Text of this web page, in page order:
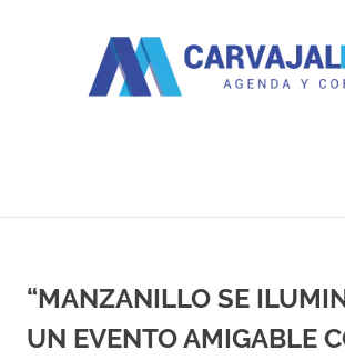
“MANZANILLO SE
UN EVENTO AMIGABLE